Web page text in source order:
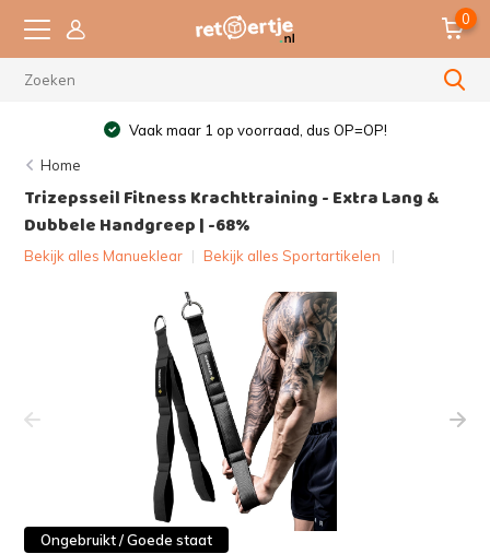
0
Vaak maar 1 op voorraad, dus OP=OP!
Home
Trizepsseil Fitness Krachttraining - Extra Lang &
Dubbele Handgreep | -68%
Bekijk alles Manueklear | Bekijk alles Sportartikelen
Ongebruikt / Goede staat